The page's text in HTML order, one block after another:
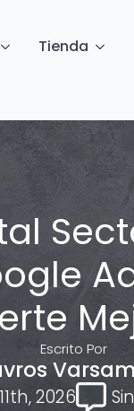
Tienda
Escrito Por
2026